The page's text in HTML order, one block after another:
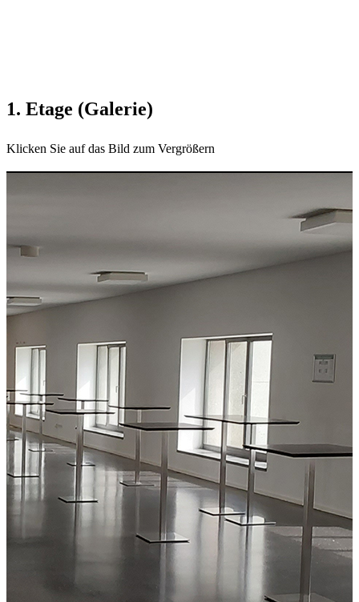
1. Etage (Galerie)
Klicken Sie auf das Bild zum Vergrößern